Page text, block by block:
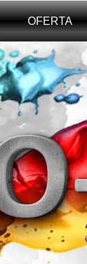
OFERTA